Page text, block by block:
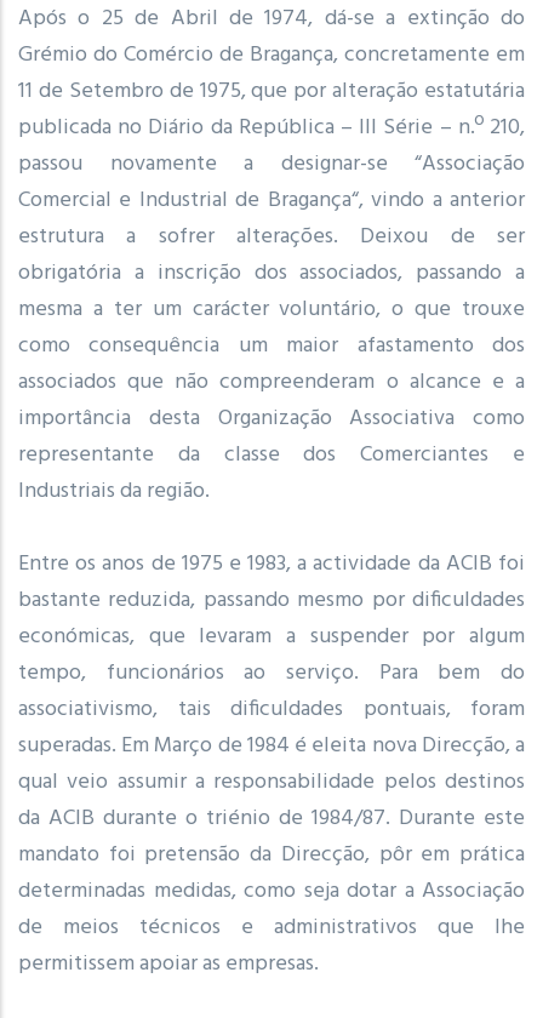
Após o 25 de Abril de 1974, dá-se a extinção do
Grémio do Comércio de Bragança, concretamente em
11 de Setembro de 1975, que por alteração estatutária
publicada no Diário da República – III Série – n.º 210,
passou novamente a designar-se “Associação
Comercial e Industrial de Bragança“, vindo a anterior
estrutura a sofrer alterações. Deixou de ser
obrigatória a inscrição dos associados, passando a
mesma a ter um carácter voluntário, o que trouxe
como consequência um maior afastamento dos
associados que não compreenderam o alcance e a
importância desta Organização Associativa como
representante da classe dos Comerciantes e
Industriais da região.
Entre os anos de 1975 e 1983, a actividade da ACIB foi
bastante reduzida, passando mesmo por dificuldades
económicas, que levaram a suspender por algum
tempo, funcionários ao serviço. Para bem do
associativismo, tais dificuldades pontuais, foram
superadas. Em Março de 1984 é eleita nova Direcção, a
qual veio assumir a responsabilidade pelos destinos
da ACIB durante o triénio de 1984/87. Durante este
mandato foi pretensão da Direcção, pôr em prática
determinadas medidas, como seja dotar a Associação
de meios técnicos e administrativos que lhe
permitissem apoiar as empresas.